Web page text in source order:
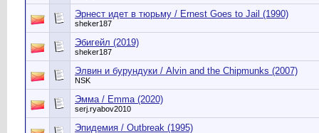
Эрнест идет в тюрьму / Ernest Goes to Jail (1990)
sheker187
Эбигейл (2019)
sheker187
Элвин и бурундуки / Alvin and the Chipmunks (2007)
NSK
Эмма / Emma (2020)
serj.ryabov2010
Эпидемия / Outbreak (1995)